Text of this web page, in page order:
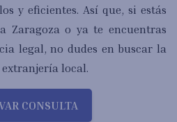
y eficientes. Así que, si estás
Zaragoza o ya te encuentras
legal, no dudes en buscar la
extranjería local.
CONSULTA